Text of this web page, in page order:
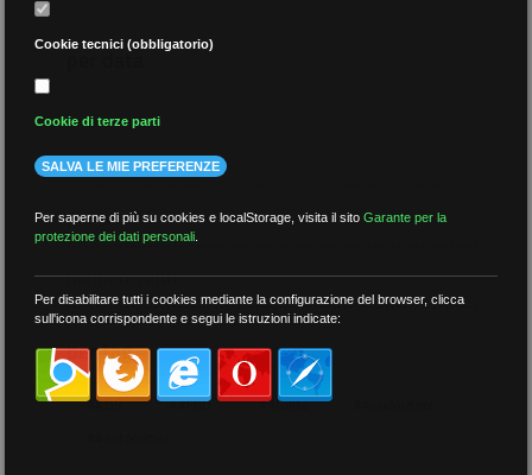
per data
più recenti
meno recenti
per tag
##DS ##FGU ##Gilda
Cookie tecnici (obbligatorio)
Cookie di terze parti
SALVA LE MIE PREFERENZE
Per saperne di più su cookies e localStorage, visita il sitoGarante per la
protezione dei dati personali
Per disabilitare tutti i cookies mediante la configurazione del browser, clicca
sull'icona corrispondente e segui le istruzioni indicate: